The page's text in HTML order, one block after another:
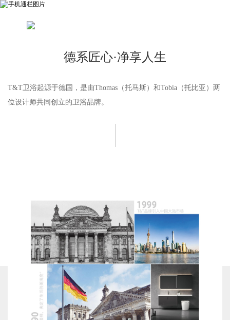
德系匠心·净享人生
T&T卫浴起源于德国，是由Thomas（托马斯）和Tobia（托比亚）两
位设计师共同创立的卫浴品牌。